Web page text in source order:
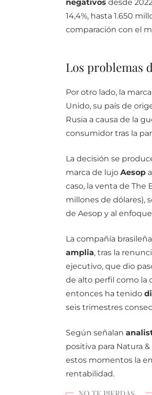
negativos desde
14,4%, hasta 1.650
comparación con el
Los problemas
Por otro lado, la
Unido, su país de
Rusia a causa de la
consumidor tras la
La decisión se
marca de lujo Aesop
caso, la venta de The
millones de dólares),
de Aesop y al
La compañía
amplia, tras la
ejecutivo, que dio
de alto perfil como la
entonces ha tenido
seis trimestres
Según señalan
positiva para Natura
estos momentos la
rentabilidad.